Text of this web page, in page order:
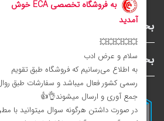
بخش‌های فروشگاه
بخش‌های سایت